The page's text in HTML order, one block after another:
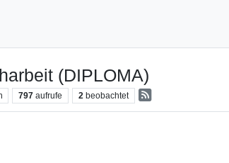
(DIPLOMA)
797 aufrufe 2 beobachtet